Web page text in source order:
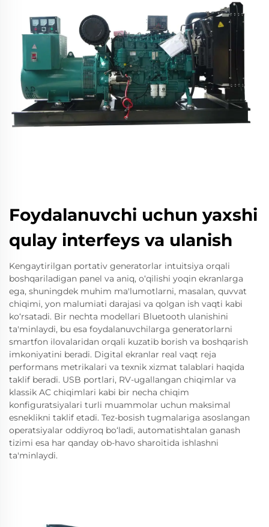
Foydalanuvchi uchun yaxshi
qulay interfeys va ulanish
Kengaytirilgan portativ generatorlar intuitsiya orqali
boshqariladigan panel va aniq, o‘qilishi yoqin ekranlarga
ega, shuningdek muhim ma'lumotlarni, masalan, quvvat
chiqimi, yon malumiati darajasi va qolgan ish vaqti kabi
ko‘rsatadi. Bir nechta modellari Bluetooth ulanishini
ta'minlaydi, bu esa foydalanuvchilarga generatorlarni
smartfon ilovalaridan orqali kuzatib borish va boshqarish
imkoniyatini beradi. Digital ekranlar real vaqt reja
performans metrikalari va texnik xizmat talablari haqida
taklif beradi. USB portlari, RV-ugallangan chiqimlar va
klassik AC chiqimlari kabi bir necha chiqim
konfiguratsiyalari turli muammolar uchun maksimal
esneklikni taklif etadi. Tez-bosish tugmalariga asoslangan
operatsiyalar oddiyroq bo‘ladi, automatishtalan ganash
tizimi esa har qanday ob-havo sharoitida ishlashni
ta'minlaydi.